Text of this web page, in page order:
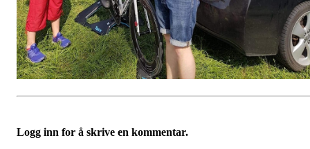
Logg inn for å skrive en kommentar.